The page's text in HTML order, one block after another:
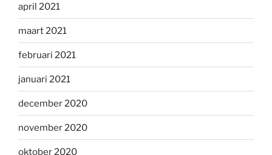
april 2021
maart 2021
februari 2021
januari 2021
december 2020
november 2020
oktober 2020